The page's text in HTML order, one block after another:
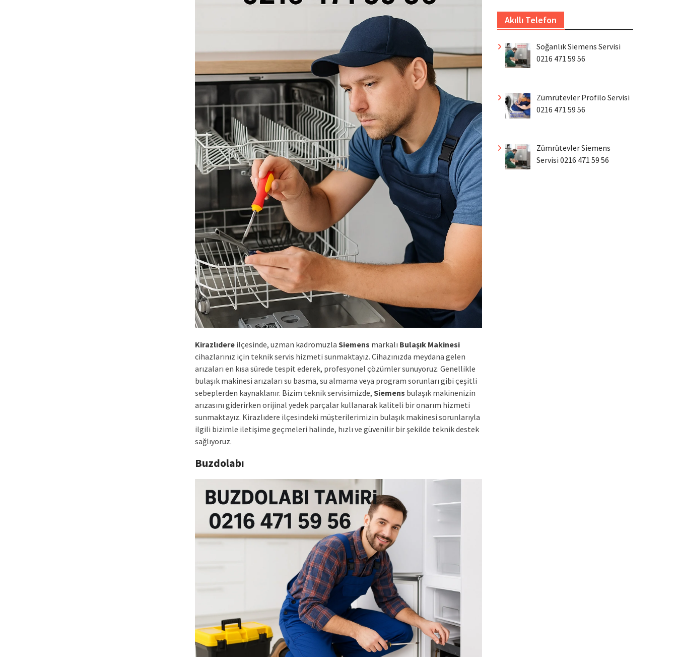
Kirazlıdere ilçesinde, uzman kadromuzla Siemens markalı Bulaşık Makinesi
cihazlarınız için teknik servis hizmeti sunmaktayız. Cihazınızda meydana gelen
arızaları en kısa sürede tespit ederek, profesyonel çözümler sunuyoruz. Genellikle
bulaşık makinesi arızaları su basma, su almama veya program sorunları gibi çeşitli
sebeplerden kaynaklanır. Bizim teknik servisimizde, Siemens bulaşık makinenizin
arızasını giderirken orijinal yedek parçalar kullanarak kaliteli bir onarım hizmeti
sunmaktayız. Kirazlıdere ilçesindeki müşterilerimizin bulaşık makinesi sorunlarıyla
ilgili bizimle iletişime geçmeleri halinde, hızlı ve güvenilir bir şekilde teknik destek
sağlıyoruz.
Buzdolabı
Akıllı Telefon
Soğanlık Siemens Servisi
0216 471 59 56
Zümrütevler Profilo Servisi
0216 471 59 56
Zümrütevler Siemens
Servisi 0216 471 59 56